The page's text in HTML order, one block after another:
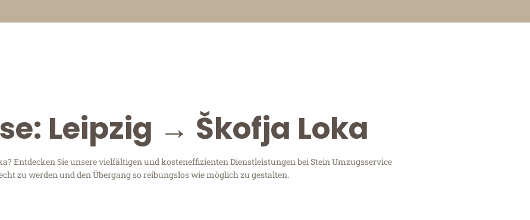
Leipzig → Škofja Loka
Entdecken Sie unsere vielfältigen und kosteneffizienten Dienstleistungen bei Stein Umzugsservice
zu werden und den Übergang so reibungslos wie möglich zu gestalten.